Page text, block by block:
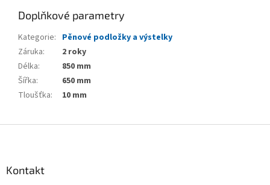
Doplňkové parametry
Kategorie: Pěnové podložky a výstelky
Záruka:
2 roky
Délka:
850 mm
Šířka:
650 mm
Tloušťka: 10 mm
Kontakt